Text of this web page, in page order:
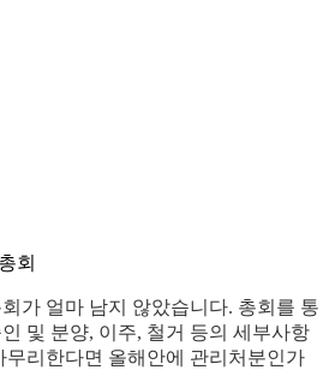
회
가 얼마 남지 않았습니다. 총회를 통
및 분양, 이주, 철거 등의 세부사항
무리한다면 올해안에 관리처분인가